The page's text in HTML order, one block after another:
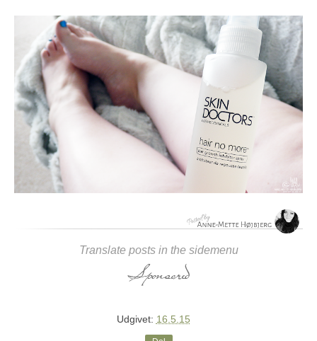
Translate posts in the sidemenu
Udgivet: 16.5.15